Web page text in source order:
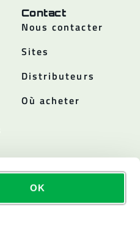
OK
Contact
Nous contacter
Sites
Distributeurs
Où acheter